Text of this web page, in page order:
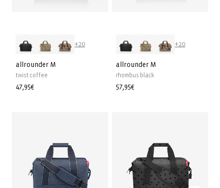
+20
allrounder M
twist coffee
Prix
47,95€
+20
allrounder M
rhombus black
Prix
57,95€